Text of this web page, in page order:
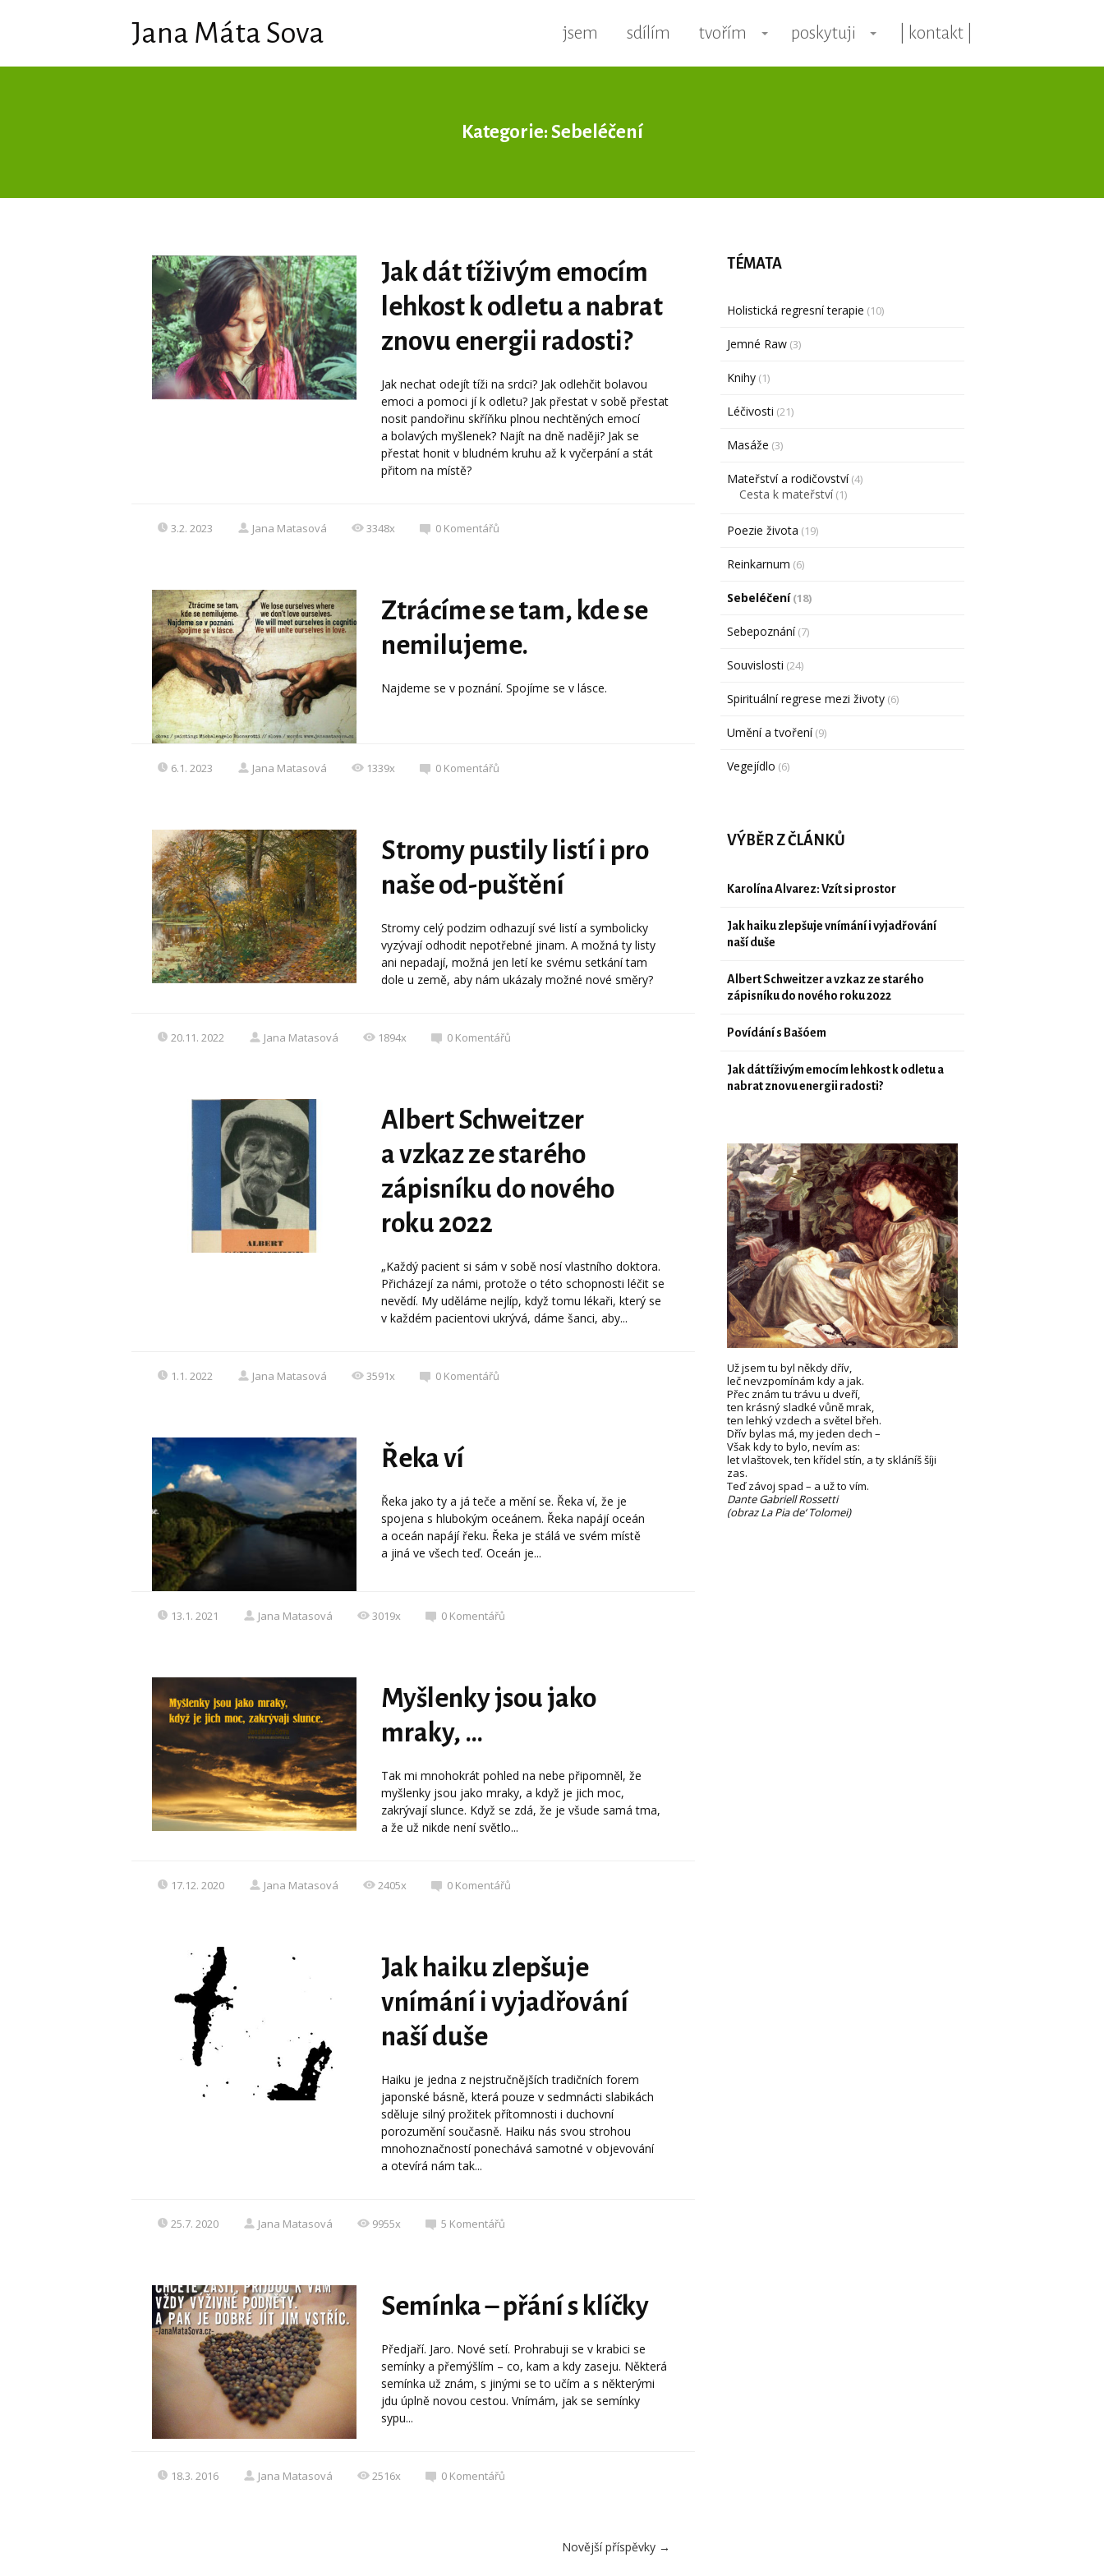
Jana Máta Sova jsem sdílím tvořím poskytuji | kontakt |
Kategorie: Sebeléčení
Jak dát tíživým emocím
lehkost k odletu a nabrat
znovu energii radosti?
Jak nechat odejít tíži na srdci? Jak odlehčit bolavou
emoci a pomoci jí k odletu? Jak přestat v sobě přestat
nosit pandořinu skříňku plnou nechtěných emocí
a bolavých myšlenek? Najít na dně naději? Jak se
přestat honit v bludném kruhu až k vyčerpání a stát
přitom na místě?
3.2. 2023 Jana Matasová 3348x 0 Komentářů
Ztrácíme se tam, kde se
nemilujeme.
Najdeme se v poznání. Spojíme se v lásce.
6.1. 2023 Jana Matasová 1339x 0 Komentářů
Stromy pustily listí i pro
naše od-puštění
Stromy celý podzim odhazují své listí a symbolicky
vyzývají odhodit nepotřebné jinam. A možná ty listy
ani nepadají, možná jen letí ke svému setkání tam
dole u země, aby nám ukázaly možné nové směry?
20.11. 2022 Jana Matasová 1894x 0 Komentářů
Albert Schweitzer
a vzkaz ze starého
zápisníku do nového
roku 2022
„Každý pacient si sám v sobě nosí vlastního doktora.
Přicházejí za námi, protože o této schopnosti léčit se
nevědí. My uděláme nejlíp, když tomu lékaři, který se
v každém pacientovi ukrývá, dáme šanci, aby...
1.1. 2022 Jana Matasová 3591x 0 Komentářů
Řeka ví
Řeka jako ty a já teče a mění se. Řeka ví, že je
spojena s hlubokým oceánem. Řeka napájí oceán
a oceán napájí řeku. Řeka je stálá ve svém místě
a jiná ve všech teď. Oceán je...
13.1. 2021 Jana Matasová 3019x 0 Komentářů
Myšlenky jsou jako
mraky, …
Tak mi mnohokrát pohled na nebe připomněl, že
myšlenky jsou jako mraky, a když je jich moc,
zakrývají slunce. Když se zdá, že je všude samá tma,
a že už nikde není světlo...
17.12. 2020 Jana Matasová 2405x 0 Komentářů
Jak haiku zlepšuje
vnímání i vyjadřování
naší duše
Haiku je jedna z nejstručnějších tradičních forem
japonské básně, která pouze v sedmnácti slabikách
sděluje silný prožitek přítomnosti i duchovní
porozumění současně. Haiku nás svou strohou
mnohoznačností ponechává samotné v objevování
a otevírá nám tak...
25.7. 2020 Jana Matasová 9955x 5 Komentářů
Semínka – přání s klíčky
Předjaří. Jaro. Nové setí. Prohrabuji se v krabici se
semínky a přemýšlím – co, kam a kdy zaseju. Některá
semínka už znám, s jinými se to učím a s některými
jdu úplně novou cestou. Vnímám, jak se semínky
sypu...
18.3. 2016 Jana Matasová 2516x 0 Komentářů
Novější příspěvky →
TÉMATA
Holistická regresní terapie (10)
Jemné Raw(3)
Knihy(1)
Léčivosti (21)
Masáže (3)
Mateřství a rodičovství(4)
Cesta k mateřství(1)
Poezie života (19)
Reinkarnum (6)
Sebeléčení(18)
Sebepoznání(7)
Souvislosti (24)
Spirituální regrese mezi životy(6)
Umění a tvoření(9)
Vegejídlo (6)
VÝBĚR Z ČLÁNKŮ
Karolína Alvarez: Vzít si prostor
Jak haiku zlepšuje vnímání i vyjadřování
naší duše
Albert Schweitzer a vzkaz ze starého
zápisníku do nového roku 2022
Povídání s Bašóem
Jak dát tíživým emocím lehkost k odletu a
nabrat znovu energii radosti?
Už jsem tu byl někdy dřív,
leč nevzpomínám kdy a jak.
Přec znám tu trávu u dveří,
ten krásný sladké vůně mrak,
ten lehký vzdech a světel břeh.
Dřív bylas má, my jeden dech –
Však kdy to bylo, nevím as:
let vlaštovek, ten křídel stín, a ty skláníš šíji
zas.
Teď závoj spad – a už to vím.
Dante Gabriell Rossetti
(obraz La Pia de‘ Tolomei)